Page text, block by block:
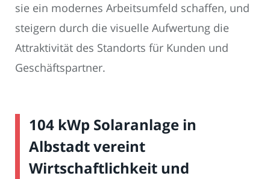
sie ein modernes Arbeitsumfeld schaffen, und
steigern durch die visuelle Aufwertung die
Attraktivität des Standorts für Kunden und
Geschäftspartner.
104 kWp Solaranlage in
Albstadt vereint
Wirtschaftlichkeit und